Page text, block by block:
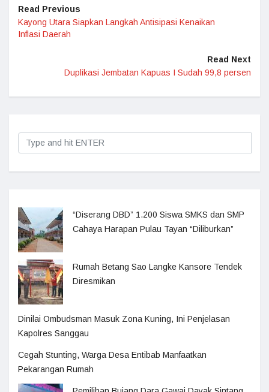
Read Previous
Kayong Utara Siapkan Langkah Antisipasi Kenaikan
Inflasi Daerah
Read Next
Duplikasi Jembatan Kapuas I Sudah 99,8 persen
“Diserang DBD” 1.200 Siswa SMKS dan SMP
Cahaya Harapan Pulau Tayan “Diliburkan”
Rumah Betang Sao Langke Kansore Tendek
Diresmikan
Dinilai Ombudsman Masuk Zona Kuning, Ini Penjelasan
Kapolres Sanggau
Cegah Stunting, Warga Desa Entibab Manfaatkan
Pekarangan Rumah